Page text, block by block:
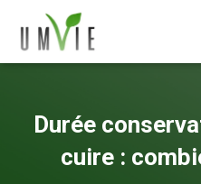
Durée
cuire :